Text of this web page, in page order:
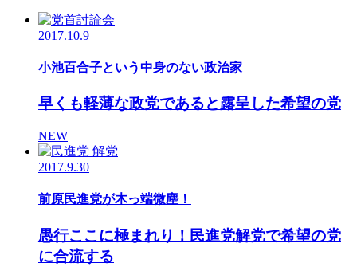
2017.10.9
小池百合子という中身のない政治家
早くも軽薄な政党であると露呈した希望の党
NEW
2017.9.30
前原民進党が木っ端微塵！
愚行ここに極まれり！民進党解党で希望の党
に合流する